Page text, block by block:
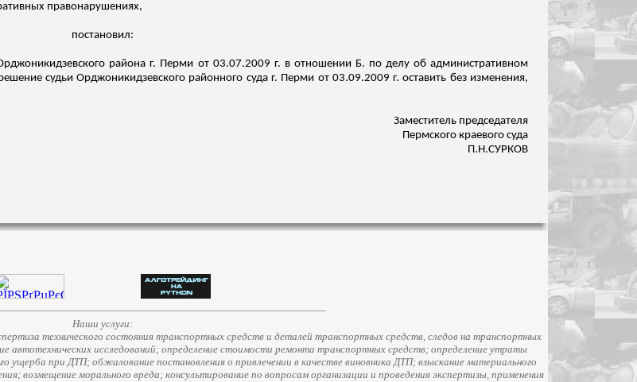
правонарушениях,
постановил:
района г. Перми от 03.07.2009 г. в отношении Б. по делу об административном
судьи Орджоникидзевского районного суда г. Перми от 03.09.2009 г. оставить без изменения,
Заместитель председателя
Пермского краевого суда
П.Н.СУРКОВ
Наши услуги:
технического состояния транспортных средств и деталей транспортных средств, следов на транспортных
автотехнических исследований; определение стоимости ремонта транспортных средств; определение утраты
при ДТП; обжалование постановления о привлечении в качестве виновника ДТП; взыскание материального
возмещение морального вреда; консультирование по вопросам организации и проведения экспертизы, применения